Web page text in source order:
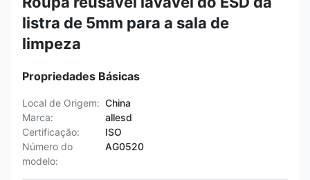
listra de 5mm para a sala de
limpeza
Propriedades Básicas
Local de Origem: China
Marca:
allesd
Certificação:
ISO
Número do
modelo:
AG0520